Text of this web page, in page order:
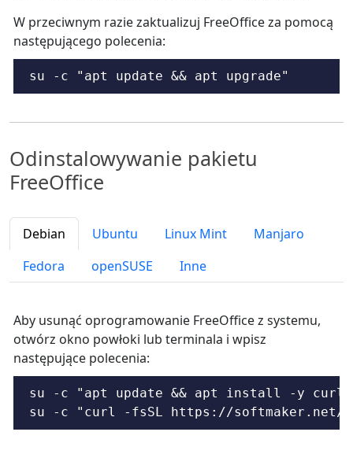
W przeciwnym razie zaktualizuj FreeOffice za pomocą
następującego polecenia:
su -c "apt update && apt upgrade"
Odinstalowywanie pakietu
FreeOffice
Debian Ubuntu Linux Mint
Manjaro
Fedora
openSUSE Inne
Aby usunąć oprogramowanie FreeOffice z systemu,
otwórz okno powłoki lub terminala i wpisz
następujące polecenia:
su -c "apt update && apt install -y curl"
su -c "curl -fsSL https://softmaker.net/